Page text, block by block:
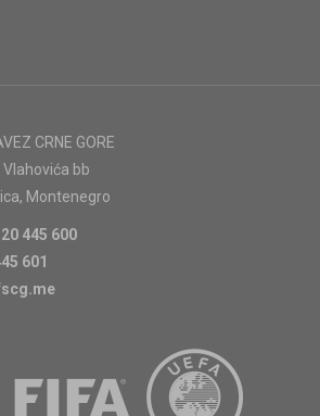
CRNE GORE
bb
Montenegro
445 600
601